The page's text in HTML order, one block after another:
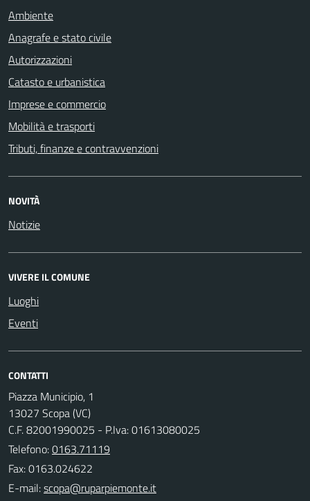
Ambiente
Anagrafe e stato civile
Autorizzazioni
Catasto e urbanistica
Imprese e commercio
Mobilità e trasporti
Tributi, finanze e contravvenzioni
NOVITÀ
Notizie
VIVERE IL COMUNE
Luoghi
Eventi
CONTATTI
Piazza Municipio, 1
13027 Scopa (VC)
C.F. 82001990025 - P.Iva: 01613080025
Telefono:0163.71119
Fax: 0163.024622
E-mail: